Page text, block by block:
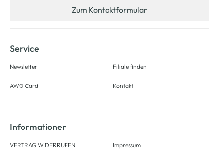
Zum Kontaktformular
Service
Newsletter
AWG Card
Filiale finden
Kontakt
Informationen
VERTRAG WIDERRUFEN Impressum